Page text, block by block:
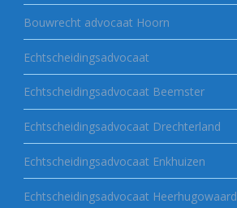
Bouwrecht advocaat Hoorn
Echtscheidingsadvocaat
Echtscheidingsadvocaat Beemster
Echtscheidingsadvocaat Drechterland
Echtscheidingsadvocaat Enkhuizen
Echtscheidingsadvocaat Heerhugowaard